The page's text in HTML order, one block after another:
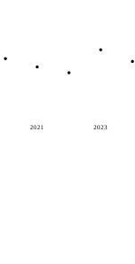
2021 2023